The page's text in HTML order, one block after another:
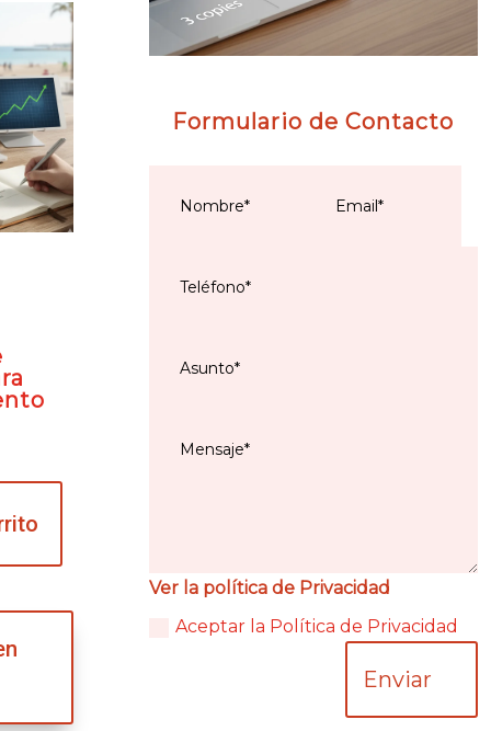
Formulario de Contacto
Ver la política de Privacidad
Aceptar la Política de Privacidad
Enviar